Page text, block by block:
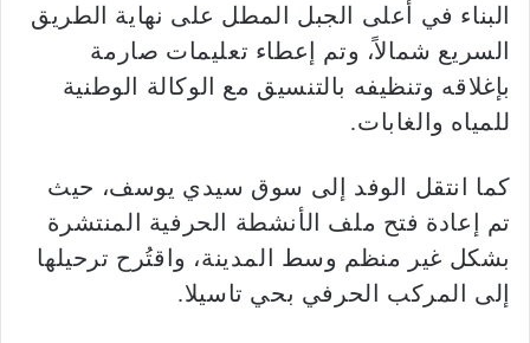
البناء في أعلى الجبل المطل على نهاية الطريق
السريع شمالاً، وتم إعطاء تعليمات صارمة
بإغلاقه وتنظيفه بالتنسيق مع الوكالة الوطنية
للمياه والغابات.
كما انتقل الوفد إلى سوق سيدي يوسف، حيث
تم إعادة فتح ملف الأنشطة الحرفية المنتشرة
بشكل غير منظم وسط المدينة، واقتُرح ترحيلها
إلى المركب الحرفي بحي تاسيلا.